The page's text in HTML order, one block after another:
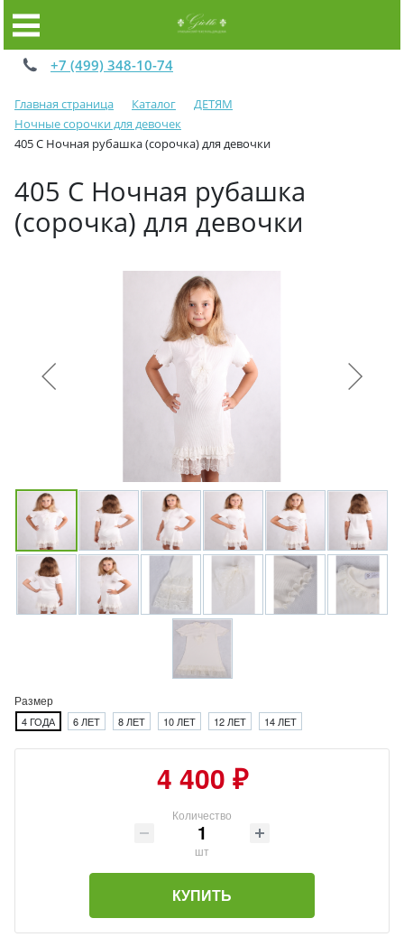
+7 (499) 348-10-74
Главная страница Каталог
ДЕТЯМ
Ночные сорочки для девочек
405 C Ночная рубашка (сорочка) для девочки
405 C Ночная рубашка
(сорочка) для девочки
Размер
4 ГОДА 6 ЛЕТ 8 ЛЕТ 10 ЛЕТ 12 ЛЕТ 14 ЛЕТ
4 400 ₽
Количество
шт
КУПИТЬ